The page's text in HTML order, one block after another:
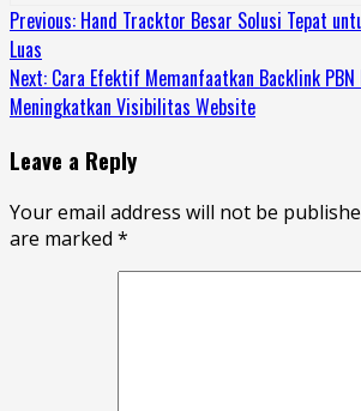
Continue
Reading
Previous: Hand Tracktor Besar Solusi Tepat
Luas
Next: Cara Efektif Memanfaatkan Backlink
Meningkatkan Visibilitas Website
Leave a Reply
Your email address will not be
are marked *